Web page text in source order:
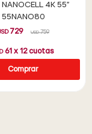
NANOCELL 4K 55"
55NANO80
729 USD 759
61 x 12cuotas